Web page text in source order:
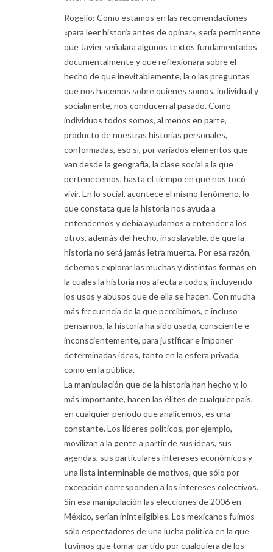
Rogelio: Como estamos en las recomendaciones
«para leer historia antes de opinar», sería pertinente
que Javier señalara algunos textos fundamentados
documentalmente y que reflexionara sobre el
hecho de que inevitablemente, la o las preguntas
que nos hacemos sobre quienes somos, individual y
socialmente, nos conducen al pasado. Como
individuos todos somos, al menos en parte,
producto de nuestras historias personales,
conformadas, eso sí, por variados elementos que
van desde la geografía, la clase social a la que
pertenecemos, hasta el tiempo en que nos tocó
vivir. En lo social, acontece el mismo fenómeno, lo
que constata que la historia nos ayuda a
entendernos y debía ayudarnos a entender a los
otros, además del hecho, insoslayable, de que la
historia no será jamás letra muerta. Por esa razón,
debemos explorar las muchas y distintas formas en
la cuales la historia nos afecta a todos, incluyendo
los usos y abusos que de ella se hacen. Con mucha
más frecuencia de la que percibimos, e incluso
pensamos, la historia ha sido usada, consciente e
inconscientemente, para justificar e imponer
determinadas ideas, tanto en la esfera privada,
como en la pública.
La manipulación que de la historia han hecho y, lo
más importante, hacen las élites de cualquier país,
en cualquier período que analicemos, es una
constante. Los líderes políticos, por ejemplo,
movilizan a la gente a partir de sus ideas, sus
agendas, sus particulares intereses económicos y
una lista interminable de motivos, que sólo por
excepción corresponden a los intereses colectivos.
Sin esa manipulación las elecciones de 2006 en
México, serían ininteligibles. Los mexicanos fuimos
sólo espectadores de una lucha política en la que
tuvimos que tomar partido por cualquiera de los